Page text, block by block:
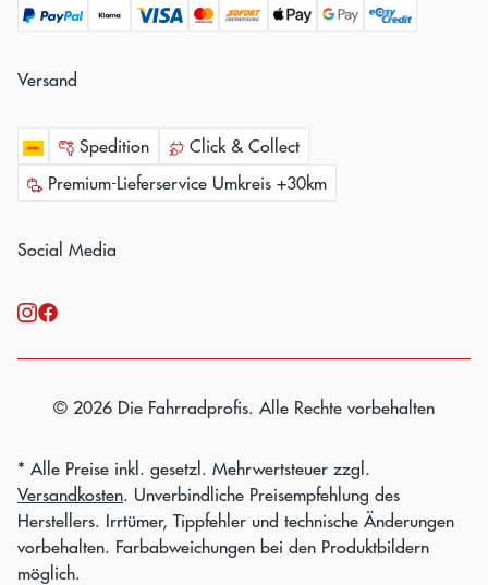
Versand
Spedition
Click & Collect
Premium-Lieferservice Umkreis +30km
Social Media
© 2026 Die Fahrradprofis. Alle Rechte vorbehalten
* Alle Preise inkl. gesetzl. Mehrwertsteuer zzgl.
Versandkosten. Unverbindliche Preisempfehlung des
Herstellers. Irrtümer, Tippfehler und technische Änderungen
vorbehalten. Farbabweichungen bei den Produktbildern
möglich.